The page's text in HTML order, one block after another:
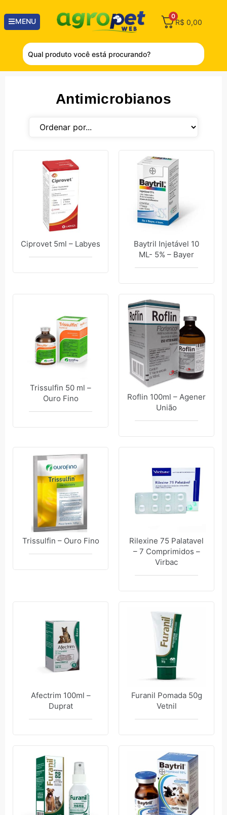
MENU
0
R$ 0,00
Antimicrobianos
Ciprovet 5ml – Labyes
Baytril Injetável 10
ML- 5% – Bayer
Trissulfin 50 ml –
Ouro Fino
Roflin 100ml – Agener
União
Trissulfin – Ouro Fino
Rilexine 75 Palatavel
– 7 Comprimidos –
Virbac
Afectrim 100ml –
Duprat
Furanil Pomada 50g
Vetnil